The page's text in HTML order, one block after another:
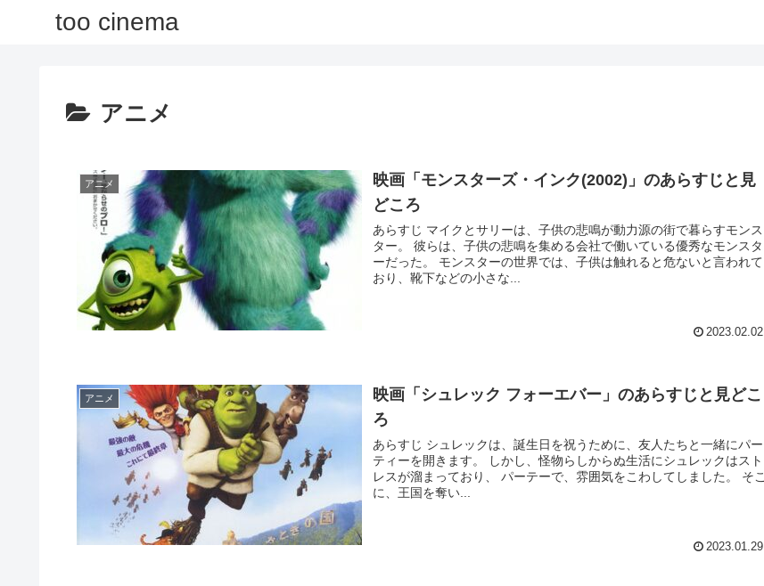
too cinema
アニメ
アニメ
映画「モンスターズ・インク(2002)」のあらすじと見
どころ
あらすじ マイクとサリーは、子供の悲鳴が動力源の街で暮らすモンス
ター。 彼らは、子供の悲鳴を集める会社で働いている優秀なモンスタ
ーだった。 モンスターの世界では、子供は触れると危ないと言われて
おり、靴下などの小さな...
2023.02.02
アニメ
映画「シュレック フォーエバー」のあらすじと見どこ
ろ
あらすじ シュレックは、誕生日を祝うために、友人たちと一緒にパー
ティーを開きます。 しかし、怪物らしからぬ生活にシュレックはスト
レスが溜まっており、 パーテーで、雰囲気をこわしてしました。 そこ
に、王国を奪い...
2023.01.29